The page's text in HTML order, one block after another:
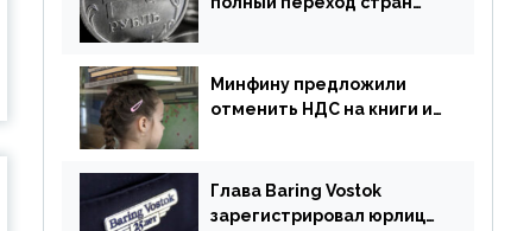
Минфину предложили
отменить НДС на книги и
Глава Baring Vostok
зарегистрировал юрлицо